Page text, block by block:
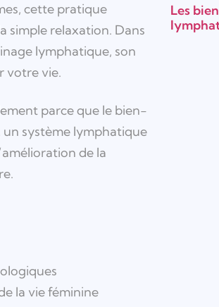
cette pratique
simple relaxation. Dans
lymphatique, son
votre vie.
parce que le bien-
système lymphatique
de la
la vie féminine
Les